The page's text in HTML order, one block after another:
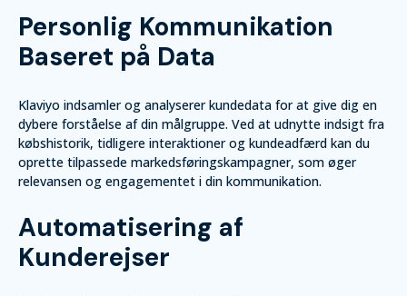
Personlig Kommunikation
Baseret på Data
Klaviyo indsamler og analyserer kundedata for at give dig en
dybere forståelse af din målgruppe. Ved at udnytte indsigt fra
købshistorik, tidligere interaktioner og kundeadfærd kan du
oprette tilpassede markedsføringskampagner, som øger
relevansen og engagementet i din kommunikation.
Automatisering af
Kunderejser